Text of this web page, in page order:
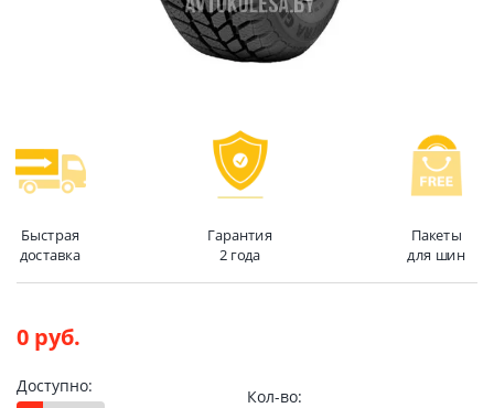
Быстрая
доставка
Гарантия
2 года
Пакеты
для шин
0 руб.
Доступно:
Кол-во: